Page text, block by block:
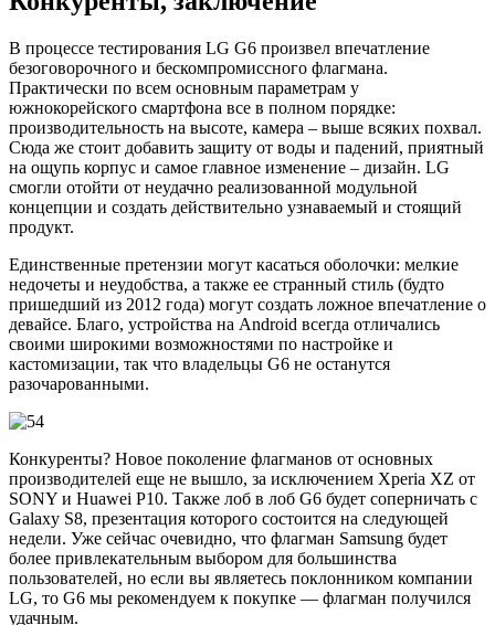
В процессе тестирования LG G6 произвел впечатление
безоговорочного и бескомпромиссного флагмана.
Практически по всем основным параметрам у
южнокорейского смартфона все в полном порядке:
производительность на высоте, камера – выше всяких похвал.
Сюда же стоит добавить защиту от воды и падений, приятный
на ощупь корпус и самое главное изменение – дизайн. LG
смогли отойти от неудачно реализованной модульной
концепции и создать действительно узнаваемый и стоящий
продукт.
Единственные претензии могут касаться оболочки: мелкие
недочеты и неудобства, а также ее странный стиль (будто
пришедший из 2012 года) могут создать ложное впечатление о
девайсе. Благо, устройства на Android всегда отличались
своими широкими возможностями по настройке и
кастомизации, так что владельцы G6 не останутся
разочарованными.
Конкуренты? Новое поколение флагманов от основных
производителей еще не вышло, за исключением Xperia XZ от
SONY и Huawei P10. Также лоб в лоб G6 будет соперничать с
Galaxy S8, презентация которого состоится на следующей
недели. Уже сейчас очевидно, что флагман Samsung будет
более привлекательным выбором для большинства
пользователей, но если вы являетесь поклонником компании
LG, то G6 мы рекомендуем к покупке — флагман получился
удачным.